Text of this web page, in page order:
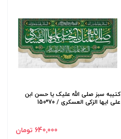
کتیبه سبز صلی الله علیک یا حسن ابن
علی ایها الزکی العسکری / 70*150
640٬000 تومان